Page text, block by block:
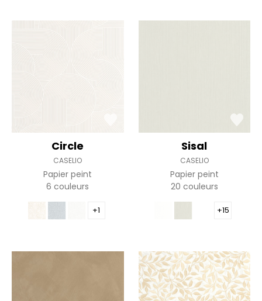
Circle
CASELIO
Papier peint
6 couleurs
+1
Sisal
CASELIO
Papier peint
20 couleurs
+15